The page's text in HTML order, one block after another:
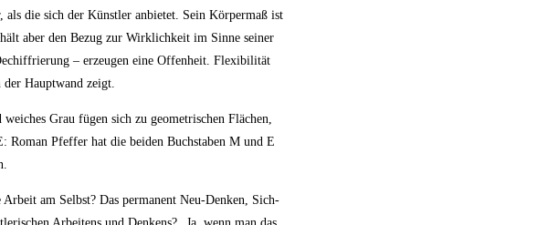
die sich der Künstler anbietet. Sein Körpermaß ist
aber den Bezug zur Wirklichkeit im Sinne seiner
– erzeugen eine Offenheit. Flexibilität
Hauptwand zeigt.
Grau fügen sich zu geometrischen Flächen,
Roman Pfeffer hat die beiden Buchstaben M und E
am Selbst? Das permanent Neu-Denken, Sich-